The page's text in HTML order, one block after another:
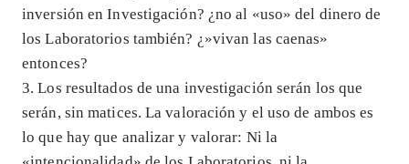
inversión en Investigación? ¿no al «uso» del dinero de
los Laboratorios también? ¿»vivan las caenas»
entonces?
3. Los resultados de una investigación serán los que
serán, sin matices. La valoración y el uso de ambos es
lo que hay que analizar y valorar: Ni la